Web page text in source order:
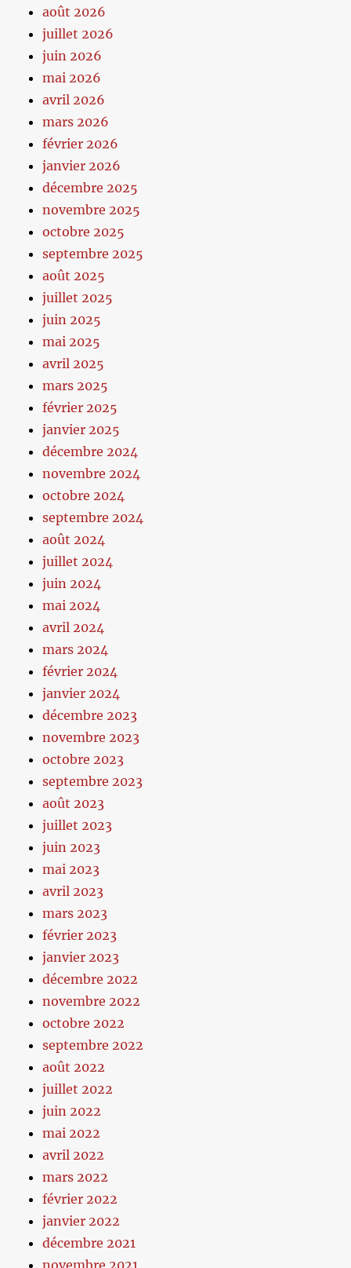
août 2026
juillet 2026
juin 2026
mai 2026
avril 2026
mars 2026
février 2026
janvier 2026
décembre 2025
novembre 2025
octobre 2025
septembre 2025
août 2025
juillet 2025
juin 2025
mai 2025
avril 2025
mars 2025
février 2025
janvier 2025
décembre 2024
novembre 2024
octobre 2024
septembre 2024
août 2024
juillet 2024
juin 2024
mai 2024
avril 2024
mars 2024
février 2024
janvier 2024
décembre 2023
novembre 2023
octobre 2023
septembre 2023
août 2023
juillet 2023
juin 2023
mai 2023
avril 2023
mars 2023
février 2023
janvier 2023
décembre 2022
novembre 2022
octobre 2022
septembre 2022
août 2022
juillet 2022
juin 2022
mai 2022
avril 2022
mars 2022
février 2022
janvier 2022
décembre 2021
novembre 2021